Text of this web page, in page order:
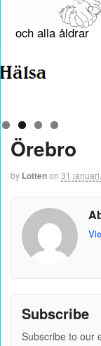
och
En förening för
hela familjen
och alla åldrar
Örebro
by Lottenon 31
Subscribe
Subscribe to our